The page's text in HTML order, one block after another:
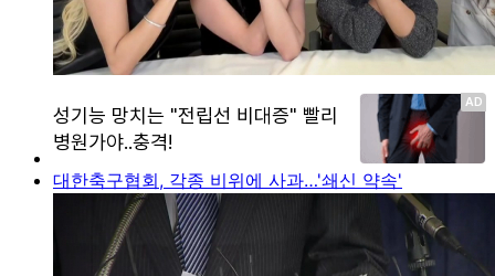
대한축구협회, 각종 비위에 사과…'쇄신 약속'